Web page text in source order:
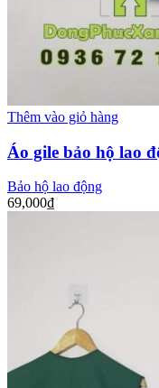
Thêm vào giỏ hàng
Áo gile bảo hộ lao
Bảo hộ lao động
69,000₫